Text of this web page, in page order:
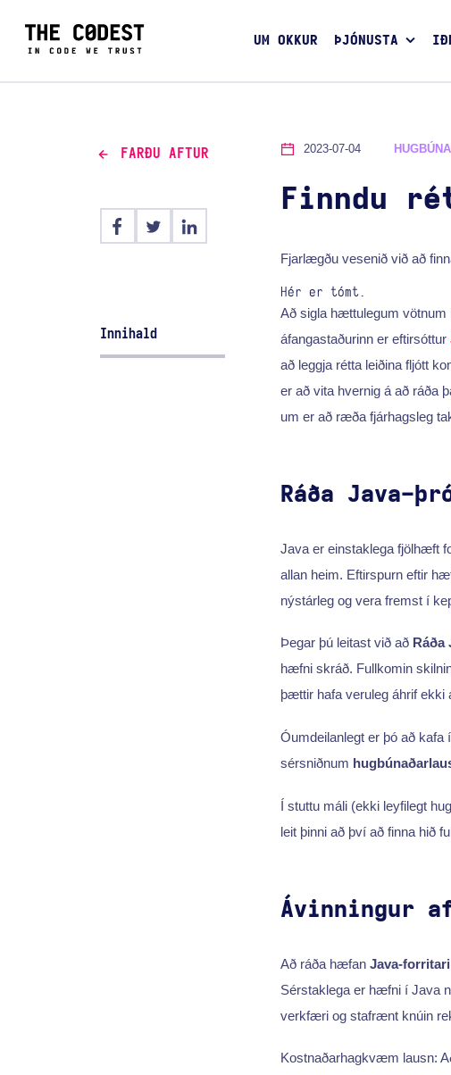
UM OKKUR ÞJÓNUSTA
FARÐU AFTUR
Innihald
2023-07-04
Finndu
Fjarlægðu vesenið við að
Hér er tómt.
Að sigla hættulegum
áfangastaðurinn er eftirsóttur
að leggja rétta leiðina fljótt
er að vita hvernig á að ráða
um er að ræða fjárhagsleg
Ráða Java-
Java er einstaklega fjölhæft
allan heim. Eftirspurn eftir
nýstárleg og vera fremst í
Þegar þú leitast við að Ráða
hæfni skráð. Fullkomin
þættir hafa veruleg áhrif ekki
Óumdeilanlegt er þó að kafa
sérsniðnum
Í stuttu máli (ekki leyfilegt
leit þinni að því að finna hið
Ávinningur
Að ráða hæfan Java-forritari
Sérstaklega er hæfni í Java
verkfæri og stafrænt knúin
Kostnaðarhagkvæm lausn: